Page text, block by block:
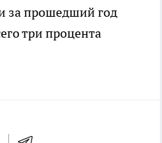
за прошедший год
три процента